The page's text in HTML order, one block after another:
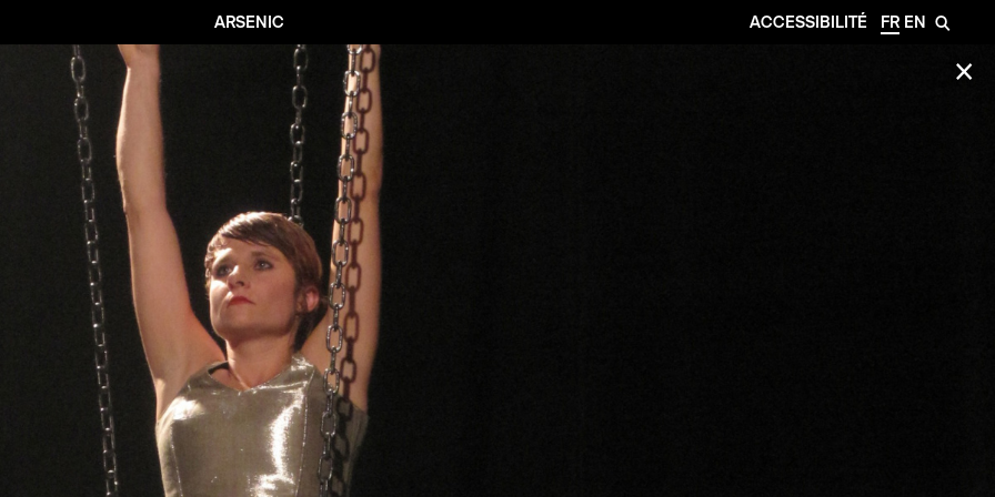
ARSENIC ACCESSIBILITÉ FR EN 🔎
✕